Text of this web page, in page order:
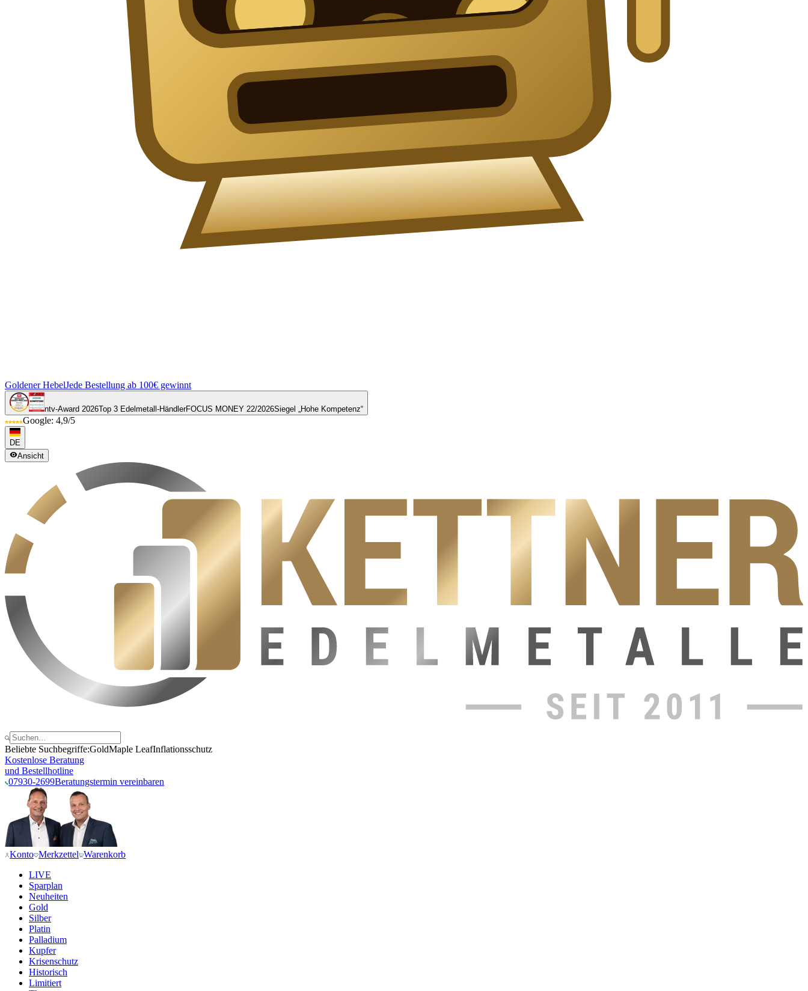
Goldener HebelJede Bestellung ab 100€ gewinnt
ntv-Award 2026Top 3 Edelmetall-HändlerFOCUS MONEY 22/2026Siegel „Hohe Kompetenz“
Google: 4,9/5
DE
Ansicht
Beliebte Suchbegriffe:GoldMaple LeafInflationsschutz
Kostenlose Beratung
und Bestellhotline
07930-2699Beratungstermin vereinbaren
Konto Merkzettel Warenkorb
LIVE
Sparplan
Neuheiten
Gold
Silber
Platin
Palladium
Kupfer
Krisenschutz
Historisch
Limitiert